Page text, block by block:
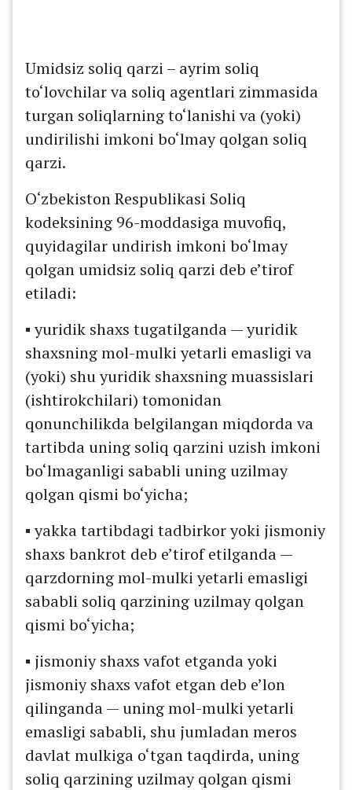
Umidsiz soliq qarzi – ayrim soliq
to‘lovchilar va soliq agentlari zimmasida
turgan soliqlarning to‘lanishi va (yoki)
undirilishi imkoni bo‘lmay qolgan soliq
qarzi.
O‘zbekiston Respublikasi Soliq
kodeksining 96-moddasiga muvofiq,
quyidagilar undirish imkoni bo‘lmay
qolgan umidsiz soliq qarzi deb e’tirof
etiladi:
▪️ yuridik shaxs tugatilganda — yuridik
shaxsning mol-mulki yetarli emasligi va
(yoki) shu yuridik shaxsning muassislari
(ishtirokchilari) tomonidan
qonunchilikda belgilangan miqdorda va
tartibda uning soliq qarzini uzish imkoni
bo‘lmaganligi sababli uning uzilmay
qolgan qismi bo‘yicha;
▪️ yakka tartibdagi tadbirkor yoki jismoniy
shaxs bankrot deb e’tirof etilganda —
qarzdorning mol-mulki yetarli emasligi
sababli soliq qarzining uzilmay qolgan
qismi bo‘yicha;
▪️ jismoniy shaxs vafot etganda yoki
jismoniy shaxs vafot etgan deb e’lon
qilinganda — uning mol-mulki yetarli
emasligi sababli, shu jumladan meros
davlat mulkiga o‘tgan taqdirda, uning
soliq qarzining uzilmay qolgan qismi